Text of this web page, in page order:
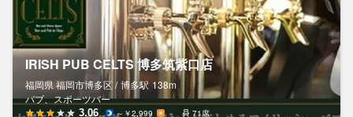
IRISH PUB CELTS 博多筑紫口店
福岡県 福岡市博多区 / 博多駅 138m
パブ、スポーツバー
3.06 ～￥2,999 － 71席